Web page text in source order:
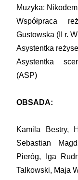
Muzyka:
Współpraca
Gustowska (II r.
Asystentka
Asystentka
(ASP)
OBSADA:
Kamila Bestry,
Sebastian
Pieróg, Iga
Talkowski, Maja